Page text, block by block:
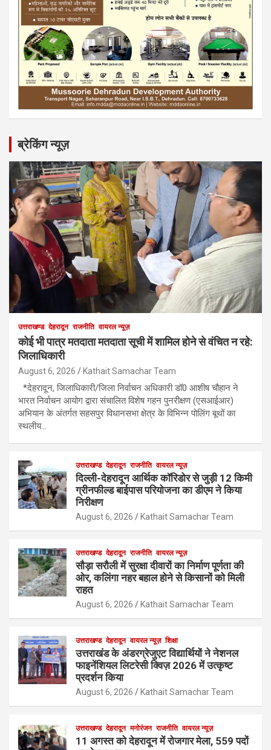
ब्रेकिंग न्यूज़
उत्तराखण्ड देहरादून राजनीति वायरल न्यूज़
कोई भी पात्र मतदाता मतदाता सूची में शामिल होने से वंचित न रहे:
जिलाधिकारी
August 6, 2026 Kathait Samachar Team
*देहरादून, जिलाधिकारी/जिला निर्वाचन अधिकारी डॉ0 आशीष चौहान ने
भारत निर्वाचन आयोग द्वारा संचालित विशेष गहन पुनरीक्षण (एसआईआर)
अभियान के अंतर्गत सहसपुर विधानसभा क्षेत्र के विभिन्न पोलिंग बूथों का
स्थलीय…
उत्तराखण्ड देहरादून राजनीति वायरल न्यूज़
दिल्ली-देहरादून आर्थिक कॉरिडोर से जुड़ी 12 किमी
ग्रीनफील्ड बाईपास परियोजना का डीएम ने किया
निरीक्षण
August 6, 2026 Kathait Samachar Team
उत्तराखण्ड देहरादून राजनीति वायरल न्यूज़
सौड़ा सरौली में सुरक्षा दीवारों का निर्माण पूर्णता की
ओर, कलिंगा नहर बहाल होने से किसानों को मिली
राहत
August 6, 2026 Kathait Samachar Team
उत्तराखण्ड देहरादून वायरल न्यूज़ शिक्षा
उत्तराखंड के अंडरग्रेजुएट विद्यार्थियों ने नेशनल
फाइनेंशियल लिटरेसी क्विज़ 2026 में उत्कृष्ट
प्रदर्शन किया
August 6, 2026 Kathait Samachar Team
उत्तराखण्ड देहरादून मनोरंजन राजनीति वायरल न्यूज़
11 अगस्त को देहरादून में रोजगार मेला, 559 पदों